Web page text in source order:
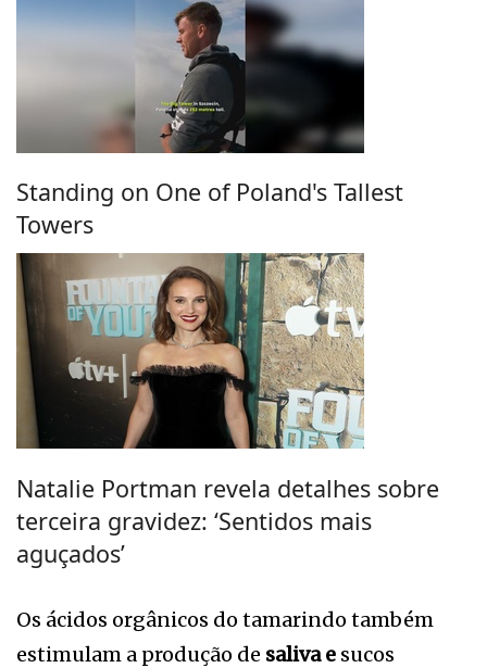
Standing on One of Poland's Tallest
Towers
Natalie Portman revela detalhes sobre
terceira gravidez: ‘Sentidos mais
aguçados’
Os ácidos orgânicos do tamarindo também
estimulam a produção de saliva e sucos